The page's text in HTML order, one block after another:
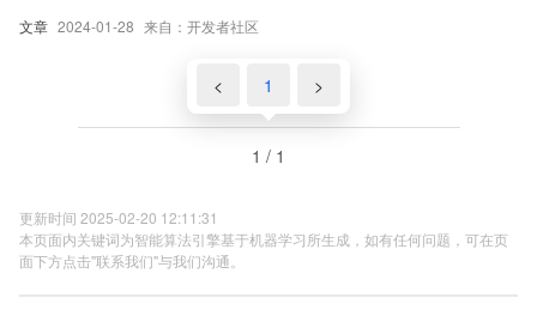
文章 2024-01-28 来自：开发者社区
< 1 >
1 / 1
更新时间 2025-02-20 12:11:31
本页面内关键词为智能算法引擎基于机器学习所生成，如有任何问题，可在页
面下方点击"联系我们"与我们沟通。